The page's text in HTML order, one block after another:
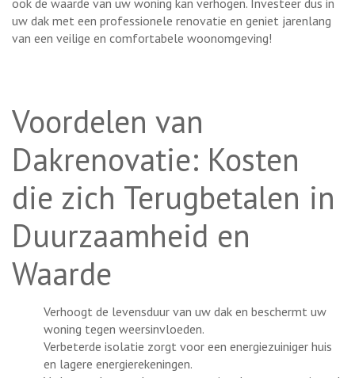
uw dak met een professionele renovatie en geniet jarenlang
van een veilige en comfortabele woonomgeving!
Voordelen van
Dakrenovatie: Kosten
die zich Terugbetalen in
Duurzaamheid en
Waarde
Verhoogt de levensduur van uw dak en beschermt uw
woning tegen weersinvloeden.
Verbeterde isolatie zorgt voor een energiezuiniger huis
en lagere energierekeningen.